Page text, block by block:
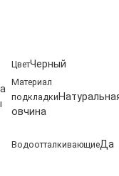
ЦветЧерный
Материал
подкладки
овчина
ВодоотталкивающиеДа